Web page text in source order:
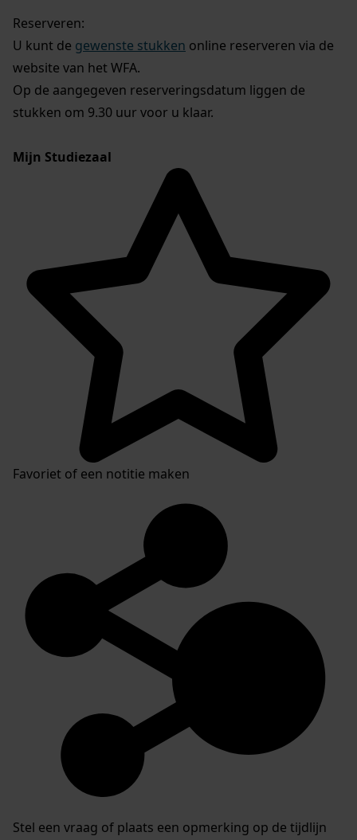
Reserveren:
U kunt de gewenste stukken online reserveren via de
website van het WFA.
Op de aangegeven reserveringsdatum liggen de
stukken om 9.30 uur voor u klaar.
Mijn Studiezaal
Favoriet of een notitie maken
Stel een vraag of plaats een opmerking op de tijdlijn